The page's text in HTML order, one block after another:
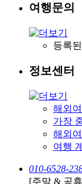
여행문의
등록
정보센터
해외
가장
해외
여행
010-6528-
[주말 & 공